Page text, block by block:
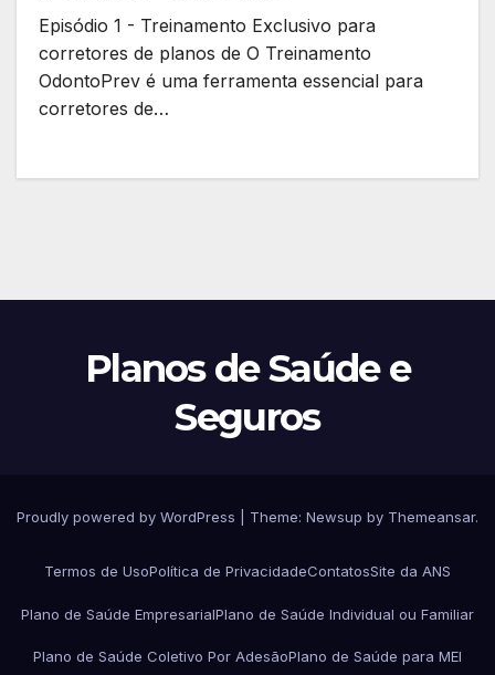
Episódio 1 - Treinamento Exclusivo para
corretores de planos de O Treinamento
OdontoPrev é uma ferramenta essencial para
corretores de…
Planos de Saúde e
Seguros
Proudly powered by WordPress Theme: Newsup by Themeansar.
Termos de UsoPolítica de PrivacidadeContatosSite da ANS
Plano de Saúde EmpresarialPlano de Saúde Individual ou Familiar
Plano de Saúde Coletivo Por AdesãoPlano de Saúde para MEI